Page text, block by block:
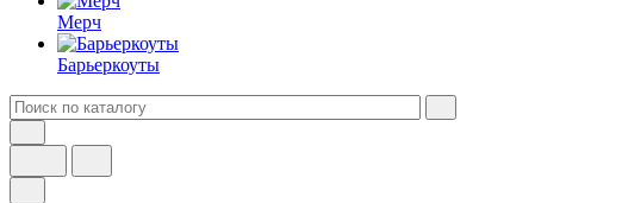
Мерч
Барьеркоуты